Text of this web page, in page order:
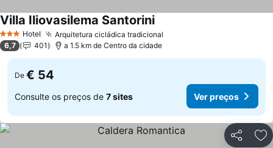
3 EstrelasHotel Arquitetura cicládica tradicional
Villa Iliovasilema SantoriniVer preços
6,7 401 a 1.5 km de Centro da cidade
De € 54
Consulte os preços de 7 sites Ver preços
Partilhar